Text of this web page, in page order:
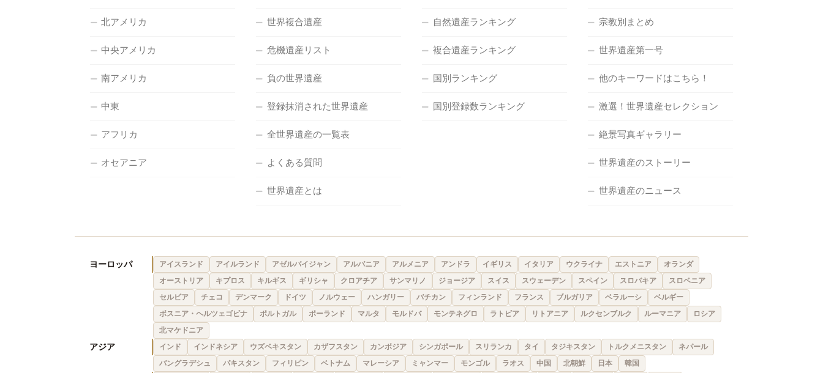
北アメリカ
中央アメリカ
南アメリカ
中東
アフリカ
オセアニア
世界複合遺産
危機遺産リスト
負の世界遺産
登録抹消された世界遺産
全世界遺産の一覧表
よくある質問
世界遺産とは
自然遺産ランキング
複合遺産ランキング
国別ランキング
国別登録数ランキング
宗教別まとめ
世界遺産第一号
他のキーワードはこちら！
激選！世界遺産セレクション
絶景写真ギャラリー
世界遺産のストーリー
世界遺産のニュース
ヨーロッパ アイスランド アイルランド アゼルバイジャン アルバニア アルメニア アンドラ イギリス イタリア ウクライナ エストニア
オランダ
オーストリア
キプロス キルギス ギリシャ クロアチア サンマリノ ジョージア スイス スウェーデン スペイン スロバキア
スロベニア
セルビア
チェコ デンマーク ドイツ ノルウェー ハンガリー バチカン フィンランド フランス ブルガリア ベラルーシ
ベルギー
ボスニア・ヘルツェゴビナ
ポルトガル ポーランド マルタ モルドバ モンテネグロ ラトビア リトアニア ルクセンブルク ルーマニア
ロシア
北マケドニア
アジア インド インドネシア ウズベキスタン カザフスタン カンボジア シンガポール スリランカ タイ タジキスタン トルクメニスタン
ネパール
バングラデシュ
パキスタン フィリピン ベトナム マレーシア ミャンマー モンゴル ラオス 中国 北朝鮮 日本 韓国